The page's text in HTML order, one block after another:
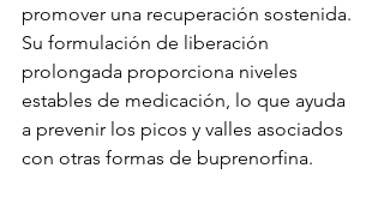
promover una recuperación sostenida.
Su formulación de liberación
prolongada proporciona niveles
estables de medicación, lo que ayuda
a prevenir los picos y valles asociados
con otras formas de buprenorfina.